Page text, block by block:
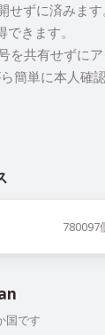
ずに済みま
きます。
を共有せずに
簡単に本人確
780097
国です